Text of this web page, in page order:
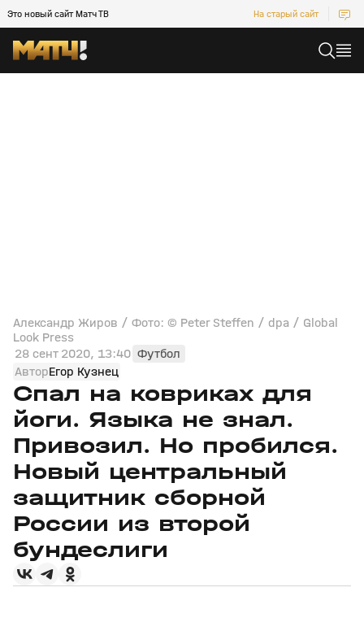
Это новый сайт Матч ТВ На старый сайт
Александр Жиров / Фото: © Peter Steffen / dpa / Global
Look Press
28 сент 2020, 13:40 Футбол
АвторЕгор Кузнец
Спал на ковриках для
йоги. Языка не знал.
Привозил. Но пробился.
Новый центральный
защитник сборной
России из второй
бундеслиги